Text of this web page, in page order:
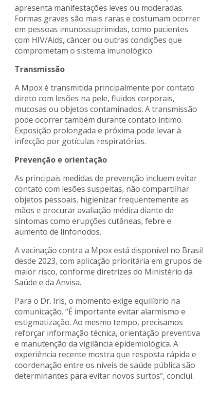
apresenta manifestações leves ou moderadas.
Formas graves são mais raras e costumam ocorrer
em pessoas imunossuprimidas, como pacientes
com HIV/Aids, câncer ou outras condições que
comprometam o sistema imunológico.
Transmissão
A Mpox é transmitida principalmente por contato
direto com lesões na pele, fluidos corporais,
mucosas ou objetos contaminados. A transmissão
pode ocorrer também durante contato íntimo.
Exposição prolongada e próxima pode levar à
infecção por gotículas respiratórias.
Prevenção e orientação
As principais medidas de prevenção incluem evitar
contato com lesões suspeitas, não compartilhar
objetos pessoais, higienizar frequentemente as
mãos e procurar avaliação médica diante de
sintomas como erupções cutâneas, febre e
aumento de linfonodos.
A vacinação contra a Mpox está disponível no Brasil
desde 2023, com aplicação prioritária em grupos de
maior risco, conforme diretrizes do Ministério da
Saúde e da Anvisa.
Para o Dr. Iris, o momento exige equilíbrio na
comunicação. “É importante evitar alarmismo e
estigmatização. Ao mesmo tempo, precisamos
reforçar informação técnica, orientação preventiva
e manutenção da vigilância epidemiológica. A
experiência recente mostra que resposta rápida e
coordenação entre os níveis de saúde pública são
determinantes para evitar novos surtos”, conclui.